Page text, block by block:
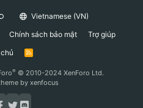
Vietnamese (VN)
Chính sách bảo mật
Trợ giúp
R
® © 2010-2024 XenForo Ltd.
by xenfocus